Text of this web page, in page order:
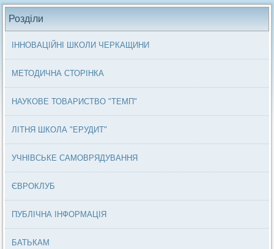
Розділи
ІННОВАЦІЙНІ ШКОЛИ ЧЕРКАЩИНИ
МЕТОДИЧНА СТОРІНКА
НАУКОВЕ ТОВАРИСТВО "ТЕМП"
ЛІТНЯ ШКОЛА "ЕРУДИТ"
УЧНІВСЬКЕ САМОВРЯДУВАННЯ
ЄВРОКЛУБ
ПУБЛІЧНА ІНФОРМАЦІЯ
БАТЬКАМ